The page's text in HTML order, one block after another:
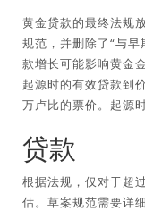
黄金贷款的最终法规
规范，并删除了“与
款增长可能影响黄金
起源时的有效贷款到
万卢比的票价。起源
贷款
根据法规，仅对于超
估。草案规范需要详